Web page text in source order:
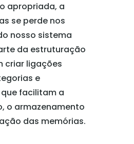
apropriada, a
se perde nos
nosso sistema
da estruturação
criar ligações
e
facilitam a
o armazenamento
das memórias.